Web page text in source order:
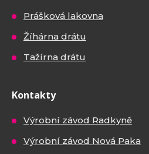
Prášková lakovna
Žíhárna drátu
Tažírna drátu
Kontakty
Výrobní závod Radkyně
Výrobní závod Nová Paka